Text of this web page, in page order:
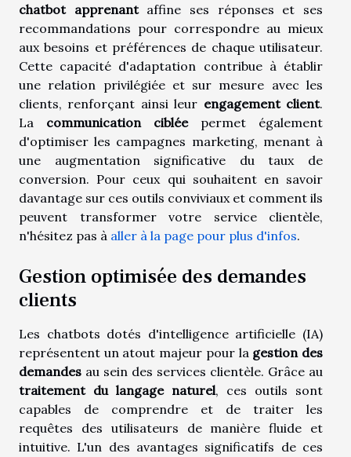
chatbot apprenantaffine ses réponses et ses
recommandations pour correspondre au mieux
aux besoins et préférences de chaque utilisateur.
Cette capacité d'adaptation contribue à établir
une relation privilégiée et sur mesure avec les
clients, renforçant ainsi leur engagement client.
La communication cibléepermet également
d'optimiser les campagnes marketing, menant à
une augmentation significative du taux de
conversion. Pour ceux qui souhaitent en savoir
davantage sur ces outils conviviaux et comment ils
peuvent transformer votre service clientèle,
n'hésitez pas à aller à la page pour plus d'infos.
Gestion optimisée des demandes
clients
Les chatbots dotés d'intelligence artificielle (IA)
représentent un atout majeur pour la gestion des
demandes au sein des services clientèle. Grâce au
traitement du langage naturel, ces outils sont
capables de comprendre et de traiter les
requêtes des utilisateurs de manière fluide et
intuitive. L'un des avantages significatifs de ces